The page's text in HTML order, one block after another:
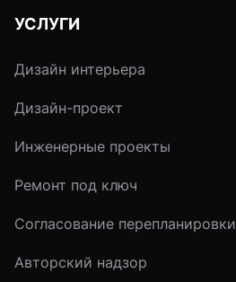
УСЛУГИ
Дизайн интерьера
Дизайн-проект
Инженерные проекты
Ремонт под ключ
Согласование перепланировки
Авторский надзор